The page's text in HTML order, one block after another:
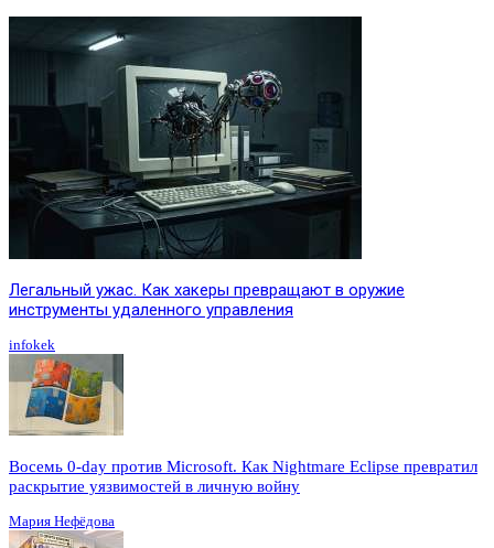
Легальный ужас. Как хакеры превращают в оружие
инструменты удаленного управления
infokek
Восемь 0-day против Microsoft. Как Nightmare Eclipse превратил
раскрытие уязвимостей в личную войну
Мария Нефёдова